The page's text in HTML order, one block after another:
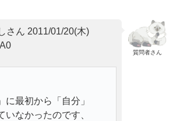
質問者さん
さん 2011/01/20(木)
に最初から「自分」
いなかったのです、